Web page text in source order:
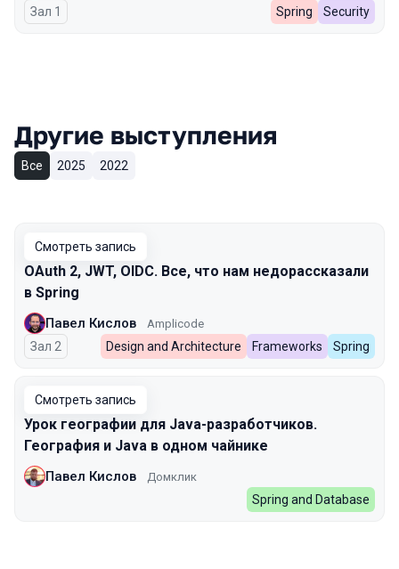
Зал 1 Spring Security
Другие выступления
Все 2025 2022
Смотреть запись
OAuth 2, JWT, OIDC. Все, что нам недорассказали
в Spring
Павел Кислов Amplicode
Зал 2 Design and Architecture Frameworks Spring
Смотреть запись
Урок географии для Java-разработчиков.
География и Java в одном чайнике
Павел Кислов Домклик
Spring and Database